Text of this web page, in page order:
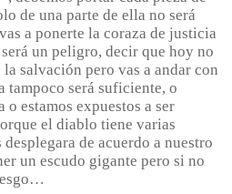
de una parte de ella no será
a ponerte la coraza de justicia
un peligro, decir que hoy no
salvación pero vas a andar con
tampoco será suficiente, o
estamos expuestos a ser
el diablo tiene varias
de acuerdo a nuestro
un escudo gigante pero si no